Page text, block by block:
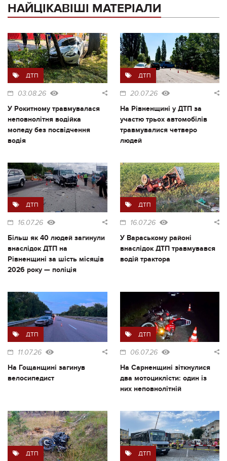
НАЙЦІКАВІШІ МАТЕРІАЛИ
ДТП
03.08.26
У Рокитному травмувалася
неповнолітня водійка
мопеду без посвідчення
водія
ДТП
20.07.26
На Рівненщині у ДТП за
участю трьох автомобілів
травмувалися четверо
людей
ДТП
16.07.26
Більш як 40 людей загинули
внаслідок ДТП на
Рівненщині за шість місяців
2026 року — поліція
ДТП
16.07.26
У Вараському районі
внаслідок ДТП травмувався
водій трактора
ДТП
11.07.26
На Гощанщині загинув
велосипедист
ДТП
06.07.26
На Сарненщині зіткнулися
два мотоциклісти: один із
них неповнолітній
ДТП ДТП